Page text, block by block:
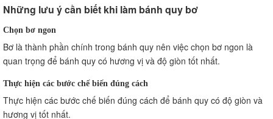
Những lưu ý cần biết khi làm bánh quy bơ
Chọn bơ ngon
Bơ là thành phần chính trong bánh quy nên việc chọn bơ ngon là
quan trọng để bánh quy có hương vị và độ giòn tốt nhất.
Thực hiện các bước chế biến đúng cách
Thực hiện các bước chế biến đúng cách để bánh quy có độ giòn và
hương vị tốt nhất.